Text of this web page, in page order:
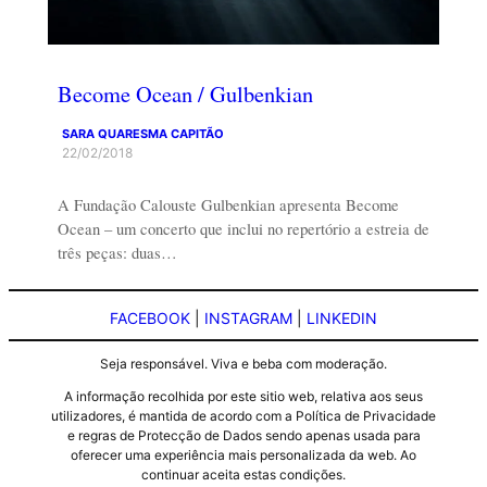
Become Ocean / Gulbenkian
SARA QUARESMA CAPITÃO
22/02/2018
A Fundação Calouste Gulbenkian apresenta Become
Ocean – um concerto que inclui no repertório a estreia de
três peças: duas…
FACEBOOK INSTAGRAM LINKEDIN
Seja responsável. Viva e beba com moderação.
A informação recolhida por este sitio web, relativa aos seus
utilizadores, é mantida de acordo com a Política de Privacidade
e regras de Protecção de Dados sendo apenas usada para
oferecer uma experiência mais personalizada da web. Ao
continuar aceita estas condições.